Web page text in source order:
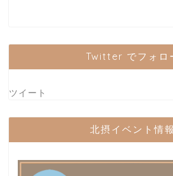
Twitter でフォロ
ツイート
北摂イベント情報